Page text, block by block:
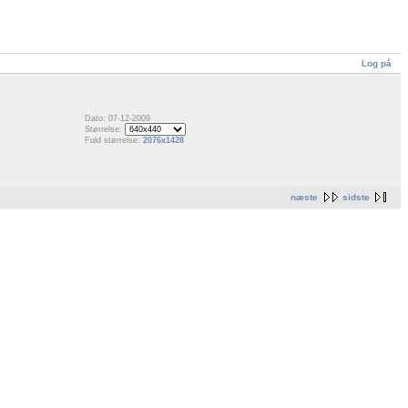
Log på
Dato: 07-12-2009
Størrelse:
Fuld størrelse: 2076x1428
næste sidste